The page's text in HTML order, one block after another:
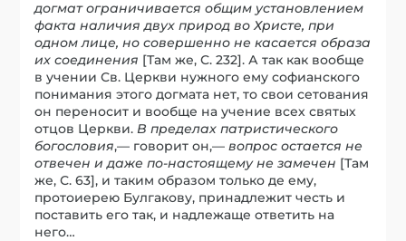
догмат ограничивается общим установлением
факта наличия двух природ во Христе, при
одном лице, но совершенно не касается образа
их соединения [Там же, С. 232]. А так как вообще
в учении Св. Церкви нужного ему софианского
понимания этого догмата нет, то свои сетования
он переносит и вообще на учение всех святых
отцов Церкви.В пределах патристического
богословия,— говорит он,—вопрос остается не
отвечен и даже по-настоящему не замечен [Там
же, С. 63], и таким образом только де ему,
протоиерею Булгакову, принадлежит честь и
поставить его так, и надлежаще ответить на
него…